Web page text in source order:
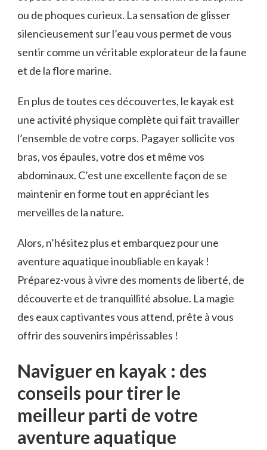
⁣ou‌ de phoques curieux. La sensation ‍de glisser
silencieusement sur l’eau vous permet de vous
sentir comme⁤ un​ véritable explorateur de la faune
et ⁣de la flore marine.
En plus⁤ de toutes⁣ ces découvertes, le kayak est
une activité physique complète qui fait‍ travailler
l’ensemble de votre corps. ​Pagayer sollicite vos
bras, vos épaules, votre dos et​ même vos
abdominaux. C’est une excellente façon de se
maintenir en​ forme tout en appréciant les
merveilles de la nature.
Alors, n’hésitez plus et embarquez pour​ une
aventure aquatique inoubliable⁢ en‍ kayak !
Préparez-vous à vivre des moments⁢ de liberté, de
‌découverte et ⁢de tranquillité absolue. ⁤La magie
des eaux captivantes vous attend, prête à vous ​
offrir des souvenirs impérissables !
Naviguer‌ en kayak : des
conseils pour ‌tirer le
meilleur parti de votre
aventure aquatique